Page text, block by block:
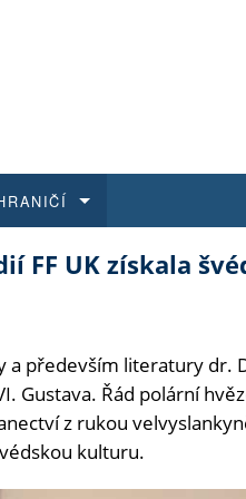
Pro
E-
FF UK získala
především literatury dr.
Gustava. Řád polární
z rukou
kulturu.